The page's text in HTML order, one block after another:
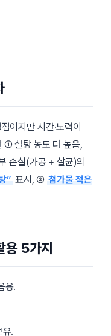
이지만 시간·노력이
① 설탕 농도 더 높음,
손실(가공 + 살균)의
” 표시, ② 첨가물 적은
용 5가지
용.
.